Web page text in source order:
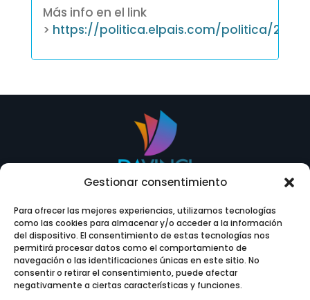
Gestionar consentimiento
Para ofrecer las mejores experiencias, utilizamos tecnologías
como las cookies para almacenar y/o acceder a la información
del dispositivo. El consentimiento de estas tecnologías nos
permitirá procesar datos como el comportamiento de
navegación o las identificaciones únicas en este sitio. No
consentir o retirar el consentimiento, puede afectar
negativamente a ciertas características y funciones.
Más info en el link
> https://politica.elpais.com/politica/2018/
